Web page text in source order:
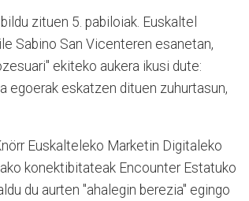
zituen 5. pabiloiak. Euskaltel
Sabino San Vicenteren esanetan,
ekiteko aukera ikusi dute:
egoerak eskatzen dituen zuhurtasun,
Euskalteleko Marketin Digitaleko
konektibitateak Encounter Estatuko
du aurten "ahalegin berezia" egingo